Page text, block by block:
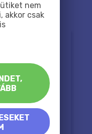
nem
akkor csak